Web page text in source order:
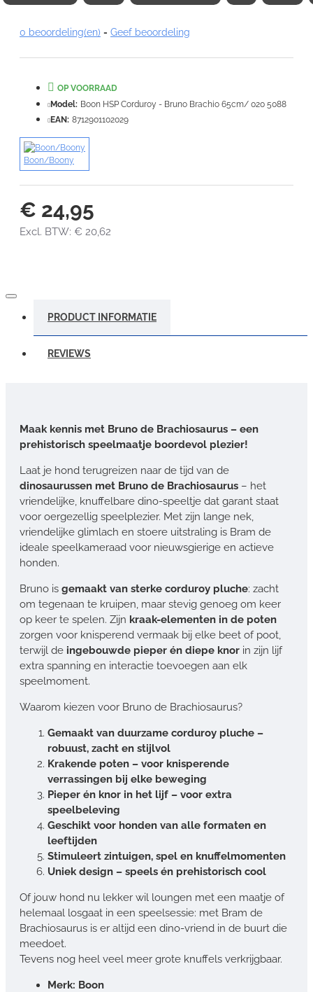
Waardering:
Slecht Goed
0 beoordeling(en) - Geef beoordeling
€ 24,95
Excl. BTW: € 20,62
OP VOORRAAD
Model: Boon HSP Corduroy - Bruno Brachio 65cm/ 020 5088
EAN: 8712901102029
Boon/Boony
PRODUCT INFORMATIE
REVIEWS
Maak kennis met Bruno de Brachiosaurus – een
prehistorisch speelmaatje boordevol plezier!
Laat je hond terugreizen naar de tijd van de
dinosaurussen met Bruno de Brachiosaurus – het
vriendelijke, knuffelbare dino-speeltje dat garant staat
voor oergezellig speelplezier. Met zijn lange nek,
vriendelijke glimlach en stoere uitstraling is Bram de
ideale speelkameraad voor nieuwsgierige en actieve
honden.
Bruno is gemaakt van sterke corduroy pluche: zacht
om tegenaan te kruipen, maar stevig genoeg om keer
op keer te spelen. Zijn kraak-elementen in de poten
zorgen voor knisperend vermaak bij elke beet of poot,
terwijl de ingebouwde pieper én diepe knor in zijn lijf
extra spanning en interactie toevoegen aan elk
speelmoment.
Waarom kiezen voor Bruno de Brachiosaurus?
Gemaakt van duurzame corduroy pluche –
robuust, zacht en stijlvol
Krakende poten – voor knisperende
verrassingen bij elke beweging
Pieper én knor in het lijf – voor extra
speelbeleving
Geschikt voor honden van alle formaten en
leeftijden
Stimuleert zintuigen, spel en knuffelmomenten
Uniek design – speels én prehistorisch cool
Of jouw hond nu lekker wil loungen met een maatje of
helemaal losgaat in een speelsessie: met Bram de
Brachiosaurus is er altijd een dino-vriend in de buurt die
meedoet.
Tevens nog heel veel meer grote knuffels verkrijgbaar.
Merk: Boon